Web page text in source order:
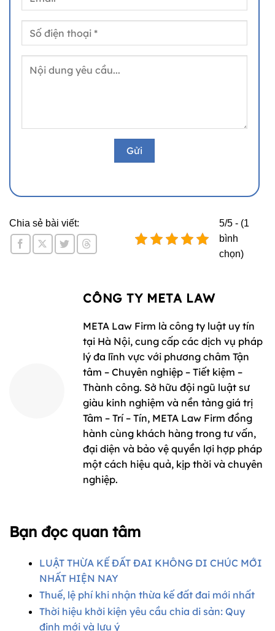
Chia sẻ bài viết:
5/5 - (1
bình
chọn)
CÔNG TY META LAW
META Law Firm là công ty luật uy tín
tại Hà Nội, cung cấp các dịch vụ pháp
lý đa lĩnh vực với phương châm Tận
tâm – Chuyên nghiệp – Tiết kiệm –
Thành công. Sở hữu đội ngũ luật sư
giàu kinh nghiệm và nền tảng giá trị
Tâm – Trí – Tín, META Law Firm đồng
hành cùng khách hàng trong tư vấn,
đại diện và bảo vệ quyền lợi hợp pháp
một cách hiệu quả, kịp thời và chuyên
nghiệp.
Bạn đọc quan tâm
LUẬT THỪA KẾ ĐẤT ĐAI KHÔNG DI CHÚC MỚI
NHẤT HIỆN NAY
Thuế, lệ phí khi nhận thừa kế đất đai mới nhất
Thời hiệu khởi kiện yêu cầu chia di sản: Quy
định mới và lưu ý